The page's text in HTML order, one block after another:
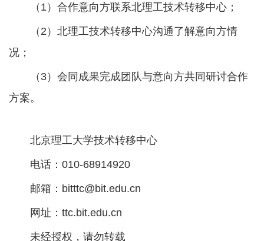
（1）合作意向方联系北理工技术转移中心；
（2）北理工技术转移中心沟通了解意向方情
况；
（3）会同成果完成团队与意向方共同研讨合作
方案。
北京理工大学技术转移中心
电话：010-68914920
邮箱：bitttc@bit.edu.cn
网址：ttc.bit.edu.cn
未经授权，请勿转载